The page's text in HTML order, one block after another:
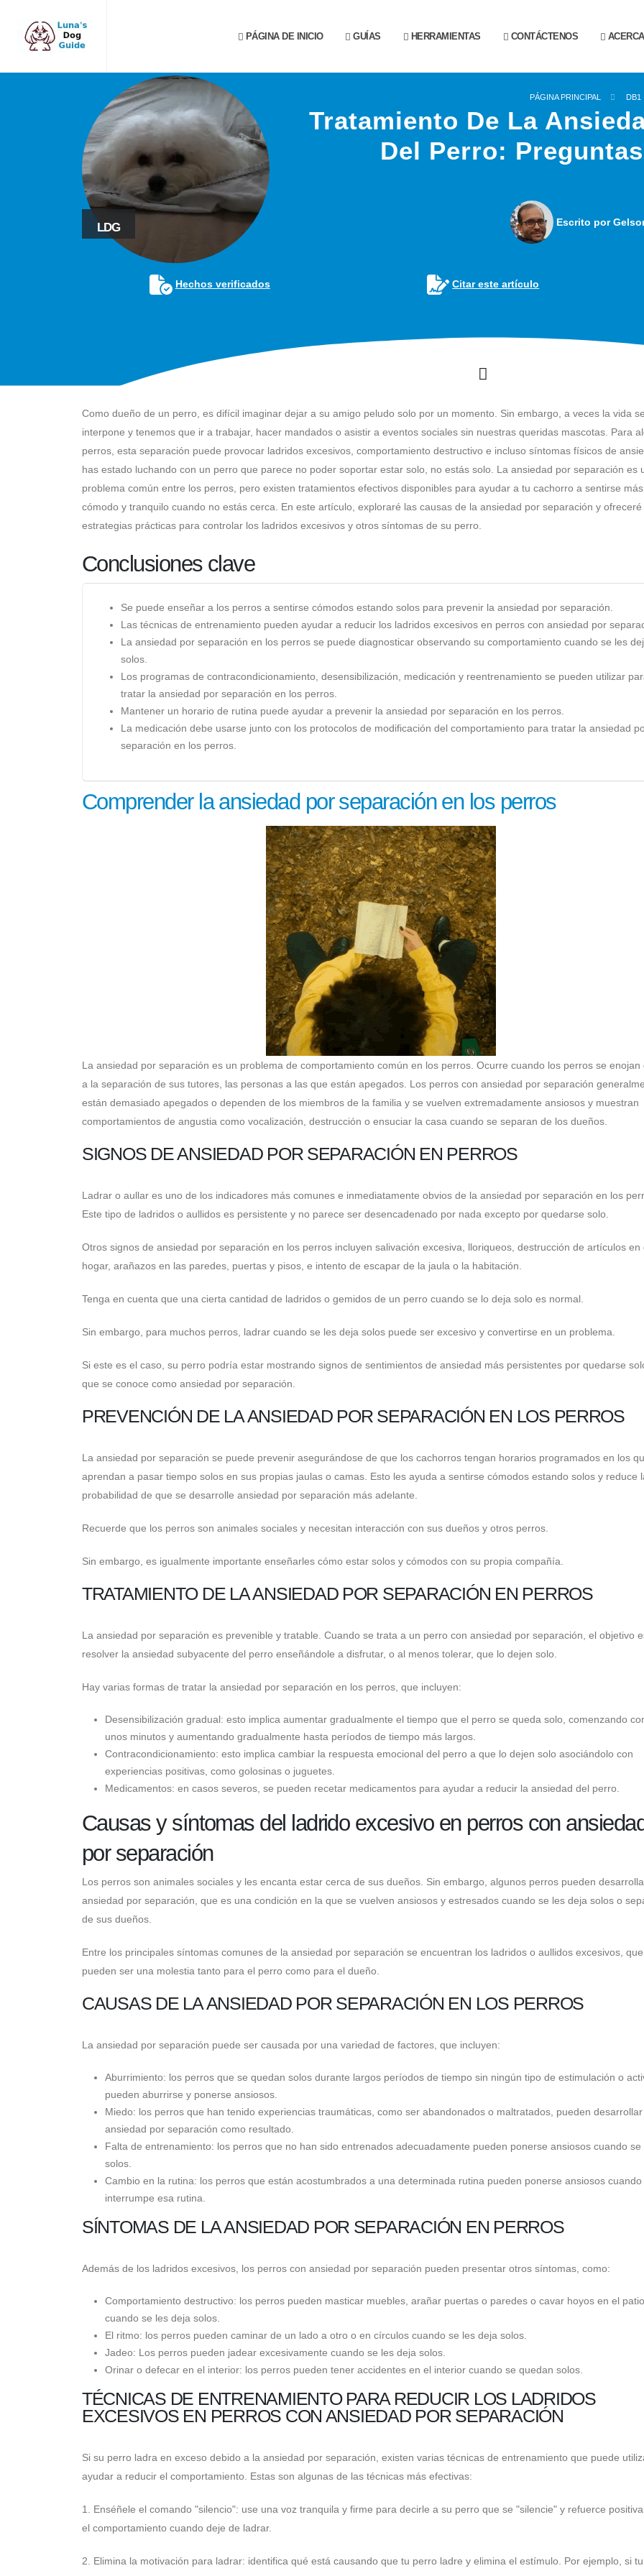
PÁGINA DE INICIO GUÍAS HERRAMIENTAS CONTÁCTENOS
LDG
PÁGINA PRINCIPAL DB1
Tratamiento De La
Del Perro:
Escrito por
Hechos verificados Citar este artículo
Como dueño de un perro, es difícil imaginar dejar a su amigo peludo solo por un momento. Sin embargo, a veces la vida se
interpone y tenemos que ir a trabajar, hacer mandados o asistir a eventos sociales sin nuestras queridas mascotas. Para
perros, esta separación puede provocar ladridos excesivos, comportamiento destructivo e incluso síntomas físicos de
has estado luchando con un perro que parece no poder soportar estar solo, no estás solo. La ansiedad por separación es
problema común entre los perros, pero existen tratamientos efectivos disponibles para ayudar a tu cachorro a sentirse más
cómodo y tranquilo cuando no estás cerca. En este artículo, exploraré las causas de la ansiedad por separación y ofreceré
estrategias prácticas para controlar los ladridos excesivos y otros síntomas de su perro.
Conclusiones clave
Se puede enseñar a los perros a sentirse cómodos estando solos para prevenir la ansiedad por separación.
Las técnicas de entrenamiento pueden ayudar a reducir los ladridos excesivos en perros con ansiedad por
La ansiedad por separación en los perros se puede diagnosticar observando su comportamiento cuando se les
solos.
Los programas de contracondicionamiento, desensibilización, medicación y reentrenamiento se pueden utilizar
tratar la ansiedad por separación en los perros.
Mantener un horario de rutina puede ayudar a prevenir la ansiedad por separación en los perros.
La medicación debe usarse junto con los protocolos de modificación del comportamiento para tratar la ansiedad
separación en los perros.
Comprender la ansiedad por separación en los perros
La ansiedad por separación es un problema de comportamiento común en los perros. Ocurre cuando los perros se enojan
a la separación de sus tutores, las personas a las que están apegados. Los perros con ansiedad por separación
están demasiado apegados o dependen de los miembros de la familia y se vuelven extremadamente ansiosos y muestran
comportamientos de angustia como vocalización, destrucción o ensuciar la casa cuando se separan de los dueños.
SIGNOS DE ANSIEDAD POR SEPARACIÓN EN PERROS
Ladrar o aullar es uno de los indicadores más comunes e inmediatamente obvios de la ansiedad por separación en los
Este tipo de ladridos o aullidos es persistente y no parece ser desencadenado por nada excepto por quedarse solo.
Otros signos de ansiedad por separación en los perros incluyen salivación excesiva, lloriqueos, destrucción de artículos en
hogar, arañazos en las paredes, puertas y pisos, e intento de escapar de la jaula o la habitación.
Tenga en cuenta que una cierta cantidad de ladridos o gemidos de un perro cuando se lo deja solo es normal.
Sin embargo, para muchos perros, ladrar cuando se les deja solos puede ser excesivo y convertirse en un problema.
Si este es el caso, su perro podría estar mostrando signos de sentimientos de ansiedad más persistentes por quedarse
que se conoce como ansiedad por separación.
PREVENCIÓN DE LA ANSIEDAD POR SEPARACIÓN EN LOS PERROS
La ansiedad por separación se puede prevenir asegurándose de que los cachorros tengan horarios programados en los
aprendan a pasar tiempo solos en sus propias jaulas o camas. Esto les ayuda a sentirse cómodos estando solos y reduce
probabilidad de que se desarrolle ansiedad por separación más adelante.
Recuerde que los perros son animales sociales y necesitan interacción con sus dueños y otros perros.
Sin embargo, es igualmente importante enseñarles cómo estar solos y cómodos con su propia compañía.
TRATAMIENTO DE LA ANSIEDAD POR SEPARACIÓN EN PERROS
La ansiedad por separación es prevenible y tratable. Cuando se trata a un perro con ansiedad por separación, el objetivo
resolver la ansiedad subyacente del perro enseñándole a disfrutar, o al menos tolerar, que lo dejen solo.
Hay varias formas de tratar la ansiedad por separación en los perros, que incluyen:
Desensibilización gradual: esto implica aumentar gradualmente el tiempo que el perro se queda solo, comenzando
unos minutos y aumentando gradualmente hasta períodos de tiempo más largos.
Contracondicionamiento: esto implica cambiar la respuesta emocional del perro a que lo dejen solo asociándolo con
experiencias positivas, como golosinas o juguetes.
Medicamentos: en casos severos, se pueden recetar medicamentos para ayudar a reducir la ansiedad del perro.
Causas y síntomas del ladrido excesivo en perros con
por separación
Los perros son animales sociales y les encanta estar cerca de sus dueños. Sin embargo, algunos perros pueden
ansiedad por separación, que es una condición en la que se vuelven ansiosos y estresados ​​cuando se les deja solos o
de sus dueños.
Entre los principales síntomas comunes de la ansiedad por separación se encuentran los ladridos o aullidos excesivos, que
pueden ser una molestia tanto para el perro como para el dueño.
CAUSAS DE LA ANSIEDAD POR SEPARACIÓN EN LOS PERROS
La ansiedad por separación puede ser causada por una variedad de factores, que incluyen:
Aburrimiento: los perros que se quedan solos durante largos períodos de tiempo sin ningún tipo de estimulación o
pueden aburrirse y ponerse ansiosos.
Miedo: los perros que han tenido experiencias traumáticas, como ser abandonados o maltratados, pueden desarrollar
ansiedad por separación como resultado.
Falta de entrenamiento: los perros que no han sido entrenados adecuadamente pueden ponerse ansiosos cuando se
solos.
Cambio en la rutina: los perros que están acostumbrados a una determinada rutina pueden ponerse ansiosos cuando
interrumpe esa rutina.
SÍNTOMAS DE LA ANSIEDAD POR SEPARACIÓN EN PERROS
Además de los ladridos excesivos, los perros con ansiedad por separación pueden presentar otros síntomas, como:
Comportamiento destructivo: los perros pueden masticar muebles, arañar puertas o paredes o cavar hoyos en el patio
cuando se les deja solos.
El ritmo: los perros pueden caminar de un lado a otro o en círculos cuando se les deja solos.
Jadeo: Los perros pueden jadear excesivamente cuando se les deja solos.
Orinar o defecar en el interior: los perros pueden tener accidentes en el interior cuando se quedan solos.
TÉCNICAS DE ENTRENAMIENTO PARA REDUCIR LOS LADRIDOS
EXCESIVOS EN PERROS CON ANSIEDAD POR SEPARACIÓN
Si su perro ladra en exceso debido a la ansiedad por separación, existen varias técnicas de entrenamiento que puede
ayudar a reducir el comportamiento. Estas son algunas de las técnicas más efectivas:
1. Enséñele el comando "silencio": use una voz tranquila y firme para decirle a su perro que se "silencie" y refuerce
el comportamiento cuando deje de ladrar.
2. Elimina la motivación para ladrar: identifica qué está causando que tu perro ladre y elimina el estímulo. Por ejemplo, si